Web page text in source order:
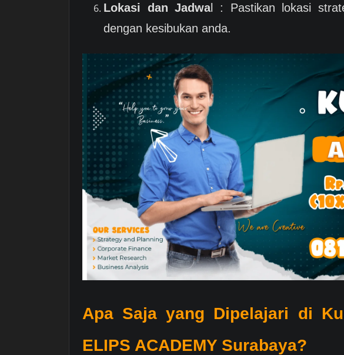
Lokasi dan Jadwal : Pastikan lokasi
dengan kesibukan anda.
Apa Saja yang Dipelajari di
ELIPS ACADEMY Surabaya?